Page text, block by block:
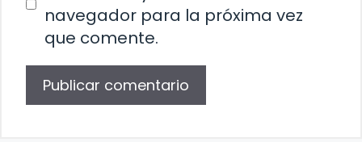
navegador para la próxima vez
que comente.